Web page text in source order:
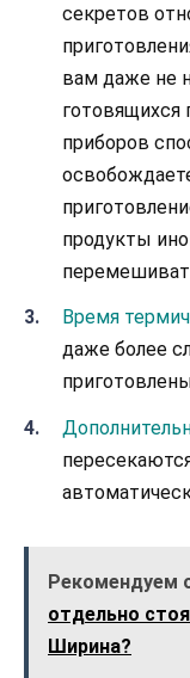
секретов
вам даже не
готовящихся
приборов
продукты
Время
даже более
Рекомендуем
отдельно
Ширина?